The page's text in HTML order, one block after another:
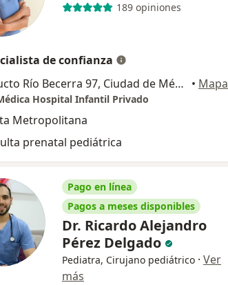
189 opiniones
de confianza
Viaducto Río Becerra 97, Ciudad de México • Mapa
Hospital Infantil Privado
Metropolitana
prenatal pediátrica
Pago en línea
Pagos a meses disponibles
Dr. Ricardo Alejandro
Pérez Delgado
Pediatra, Cirujano pediátrico · Ver
más